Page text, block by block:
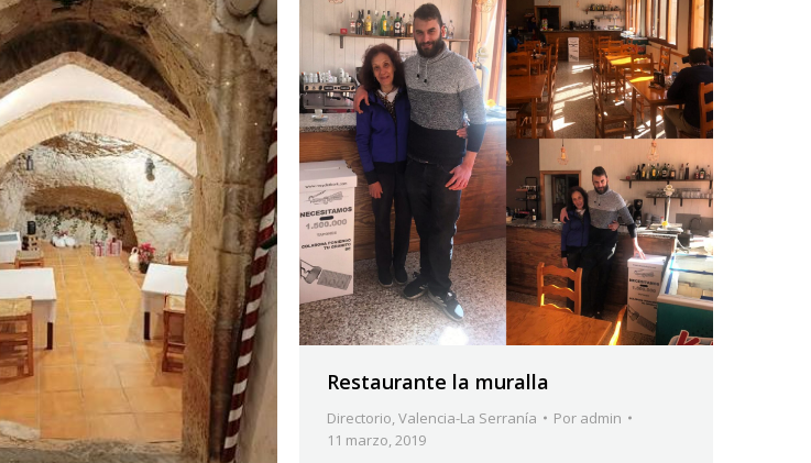
Restaurante la muralla
Directorio,Valencia-La Serranía Por admin
11 marzo, 2019